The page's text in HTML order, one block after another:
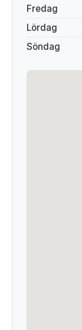
Fredag
Lördag
Söndag